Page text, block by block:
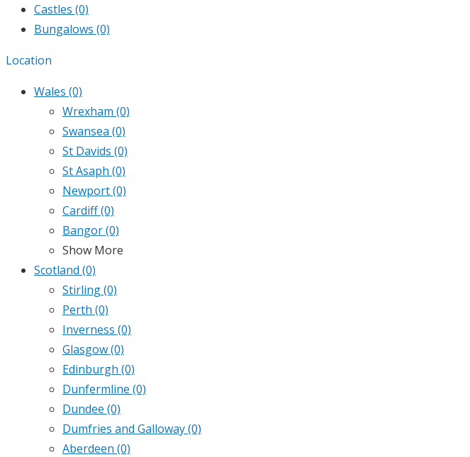
Castles (0)
Bungalows (0)
Location
Wales (0)
Wrexham (0)
Swansea (0)
St Davids (0)
St Asaph (0)
Newport(0)
Cardiff(0)
Bangor(0)
Show More
Scotland (0)
Stirling(0)
Perth (0)
Inverness (0)
Glasgow(0)
Edinburgh (0)
Dunfermline (0)
Dundee (0)
Dumfries and Galloway(0)
Aberdeen (0)